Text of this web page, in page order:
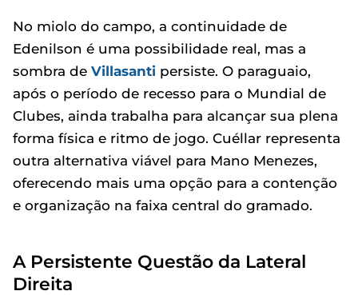
No miolo do campo, a continuidade de
Edenilson é uma possibilidade real, mas a
sombra de Villasanti persiste. O paraguaio,
após o período de recesso para o Mundial de
Clubes, ainda trabalha para alcançar sua plena
forma física e ritmo de jogo. Cuéllar representa
outra alternativa viável para Mano Menezes,
oferecendo mais uma opção para a contenção
e organização na faixa central do gramado.
A Persistente Questão da Lateral
Direita